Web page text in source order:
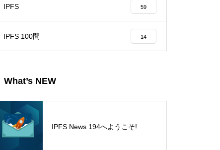
IPFS 59
IPFS 100問 14
What’s NEW
IPFS News 194へようこそ!